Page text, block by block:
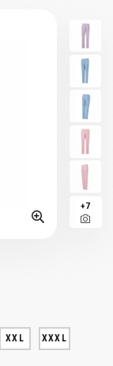
+7
XXL XXXL